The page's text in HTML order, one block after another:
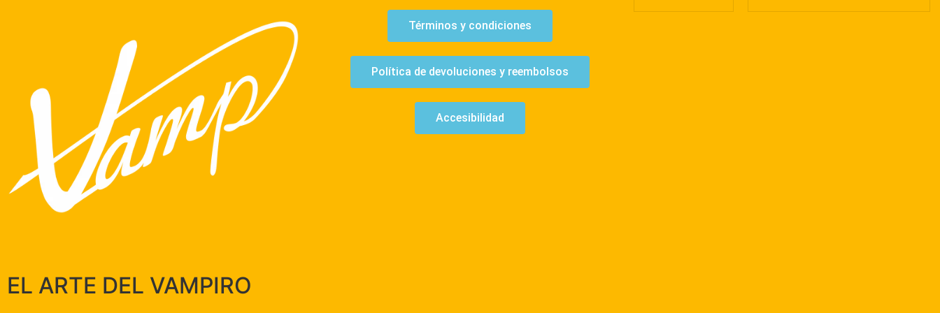
EL ARTE DEL VAMPIRO
Términos y condiciones
Política de devoluciones y reembolsos
Accesibilidad